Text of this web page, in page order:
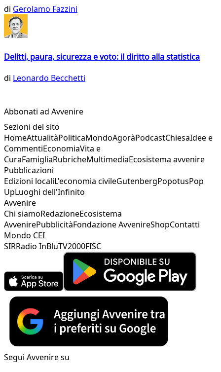
di Gerolamo Fazzini
Delitti, paura, sicurezza e voto: il diritto alla statistica
di Leonardo Becchetti
Abbonati ad Avvenire
Sezioni del sito
HomeAttualitàPoliticaMondoAgoràPodcastChiesaIdee e
CommentiEconomiaVita e
CuraFamigliaRubricheMultimediaEcosistema avvenire
Pubblicazioni
Edizioni localiL'economia civileGutenbergPopotusPop
UpLuoghi dell'Infinito
Avvenire
Chi siamoRedazioneEcosistema
AvvenirePubblicitàFondazione AvvenireShopContatti
Mondo CEI
SIRRadio InBluTV2000FISC
Segui Avvenire su